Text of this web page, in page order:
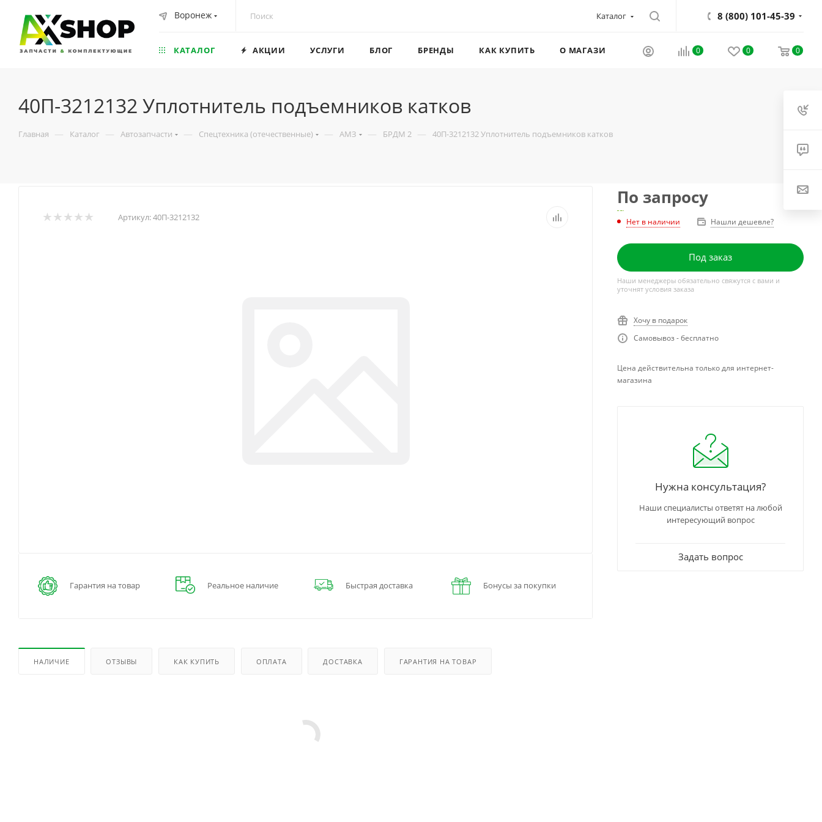
Воронеж Каталог 8 (800) 101-45-39
0 0 0
КАТАЛОГ АКЦИИ УСЛУГИ БЛОГ БРЕНДЫ КАК КУПИТЬ О МАГАЗИНЕ
40П-3212132 Уплотнитель подъемников катков
Главная — Каталог — Автозапчасти — Спецтехника (отечественные) — АМЗ — БРДМ 2 — 40П-3212132 Уплотнитель подъемников катков
Артикул:40П-3212132
Гарантия на товар Реальное наличие Быстрая доставка Бонусы за покупки
НАЛИЧИЕ ОТЗЫВЫ КАК КУПИТЬ ОПЛАТА ДОСТАВКА ГАРАНТИЯ НА ТОВАР
По запросу
Нет в наличии Нашли дешевле?
Под заказ
Наши менеджеры обязательно свяжутся с вами и
уточнят условия заказа
Хочу в подарок
Самовывоз - бесплатно
Цена действительна только для интернет-
магазина
Нужна консультация?
Наши специалисты ответят на любой
интересующий вопрос
Задать вопрос